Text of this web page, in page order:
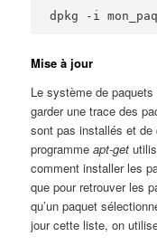
dpkg -i
Mise à jour
Le système de
garder une trace des
sont pas installés et
programmeapt-get
comment installer les
que pour retrouver les
qu’un paquet
jour cette liste, on